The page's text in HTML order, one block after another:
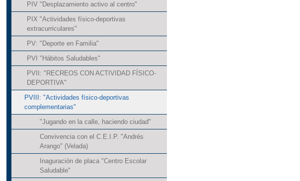
PIV "Desplazamiento activo al centro"
PIX "Actividades físico-deportivas
extracurriculares"
PV: "Deporte en Familia"
PVI "Hábitos Saludables"
PVII: "RECREOS CON ACTIVIDAD FÍSICO-
DEPORTIVA"
PVIII: "Actividades físico-deportivas
complementarias"
"Jugando en la calle, haciendo ciudad"
Convivencia con el C.E.I.P. "Andrés
Arango" (Velada)
Inaguración de placa "Centro Escolar
Saludable"